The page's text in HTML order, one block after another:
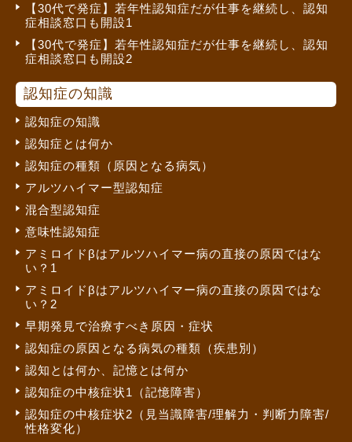
【30代で発症】若年性認知症だが仕事を継続し、認知
症相談窓口も開設1
【30代で発症】若年性認知症だが仕事を継続し、認知
症相談窓口も開設2
認知症の知識
認知症の知識
認知症とは何か
認知症の種類（原因となる病気）
アルツハイマー型認知症
混合型認知症
意味性認知症
アミロイドβはアルツハイマー病の直接の原因ではな
い？1
アミロイドβはアルツハイマー病の直接の原因ではな
い？2
早期発見で治療すべき原因・症状
認知症の原因となる病気の種類（疾患別）
認知とは何か、記憶とは何か
認知症の中核症状1（記憶障害）
認知症の中核症状2（見当識障害/理解力・判断力障害/
性格変化）